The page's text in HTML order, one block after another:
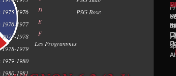
1975-1976
1976-1977
1977-1978
1978-1979
1979-1980
1980-1981
D
E
F
Les Programmes
PSG Boxe
5